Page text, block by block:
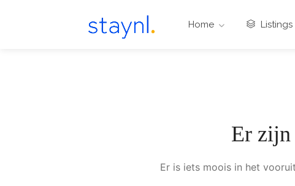
Home Listings
Er zijn
Er is iets moois in het